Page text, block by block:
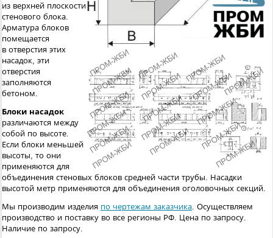
из верхней плоскости
стенового блока.
Арматура блоков
помещается
в отверстия этих
насадок, эти
отверстия
заполняются
бетоном.
Блоки насадок
различаются между
собой по высоте.
Если блоки меньшей
высоты, то они
применяются для
объединения стеновых блоков средней части трубы. Насадки
высотой метр применяются для объединения оголовочных секций.
Мы производим изделия по чертежам заказчика. Осуществляем
производство и поставку во все регионы РФ. Цена по запросу.
Наличие по запросу.